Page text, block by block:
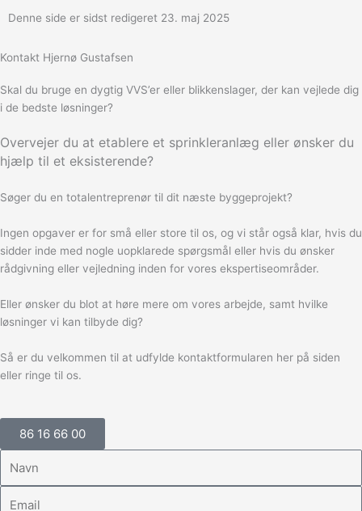
Denne side er sidst redigeret 23. maj 2025
Kontakt Hjernø Gustafsen
Skal du bruge en dygtig VVS’er eller blikkenslager, der kan vejlede dig
i de bedste løsninger?
Overvejer du at etablere et sprinkleranlæg eller ønsker du
hjælp til et eksisterende?
Søger du en totalentreprenør til dit næste byggeprojekt?
Ingen opgaver er for små eller store til os, og vi står også klar, hvis du
sidder inde med nogle uopklarede spørgsmål eller hvis du ønsker
rådgivning eller vejledning inden for vores ekspertiseområder.
Eller ønsker du blot at høre mere om vores arbejde, samt hvilke
løsninger vi kan tilbyde dig?
Så er du velkommen til at udfylde kontaktformularen her på siden
eller ringe til os.
86 16 66 00